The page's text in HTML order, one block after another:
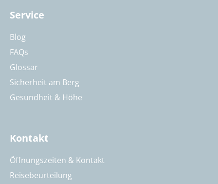
Service
Blog
FAQs
Glossar
Sicherheit am Berg
Gesundheit & Höhe
Kontakt
Öffnungszeiten & Kontakt
Reisebeurteilung